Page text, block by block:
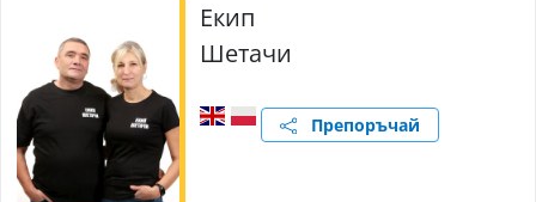
Екип
Шетачи
Препоръчай